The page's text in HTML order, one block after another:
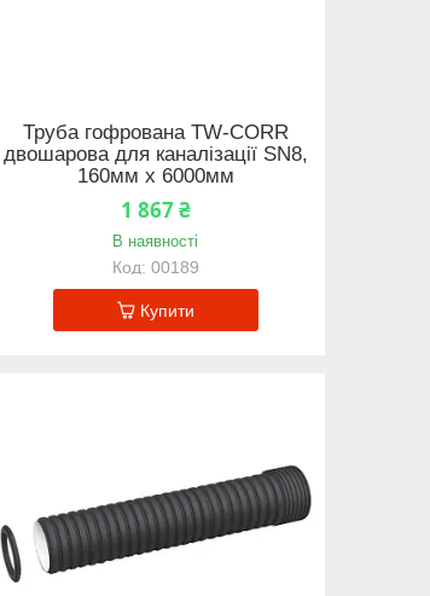
Труба гофрована TW-CORR
двошарова для каналізації SN8,
160мм x 6000мм
1 867 ₴
В наявності
00189
Купити